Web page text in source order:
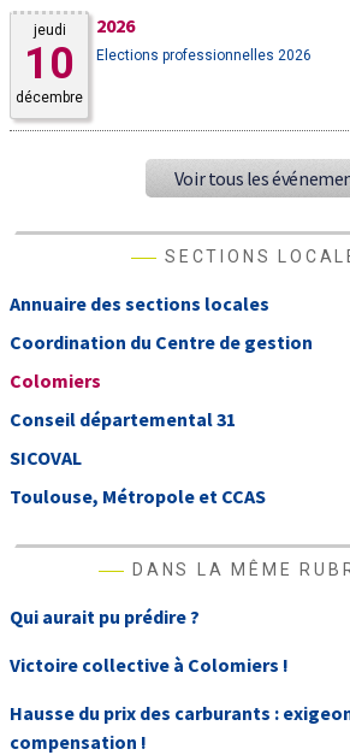
jeudi
10
décembre
2026
Elections professionnelles 2026
Voir tous les
SECTIONS
Annuaire des sections locales
Coordination du Centre de gestion
Colomiers
Conseil départemental 31
SICOVAL
Toulouse, Métropole et CCAS
DANS LA MÊME
Qui aurait pu prédire ?
Victoire collective à Colomiers !
Hausse du prix des carburants :
compensation !